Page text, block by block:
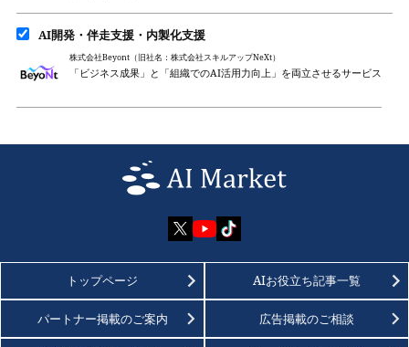
AI開発・伴走支援・内製化支援
株式会社Beyont（旧社名：株式会社スキルアップNeXt）
「ビジネス成果」と「組織でのAI活用力向上」を両立させるサービス
トップページ AIお役立ち記事一覧
パートナー掲載のご案内 広告掲載のご相談